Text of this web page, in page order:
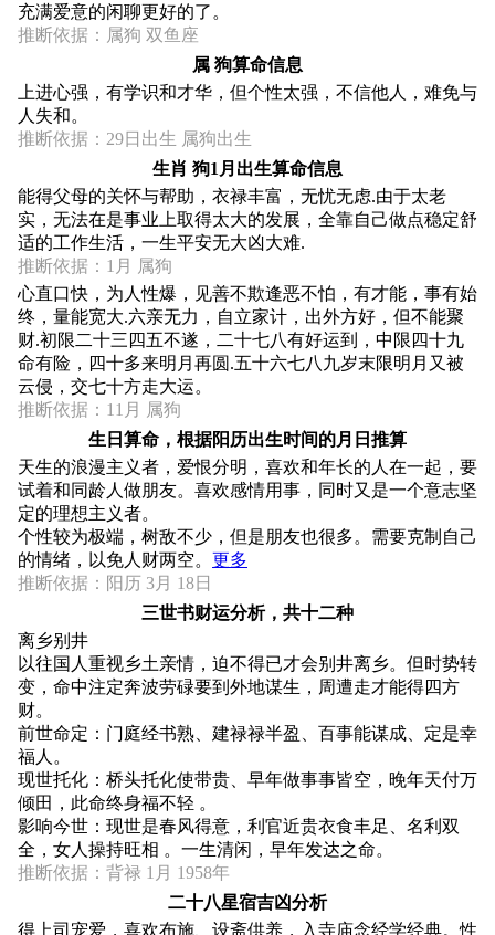
充满爱意的闲聊更好的了。
推断依据：属狗 双鱼座
属 狗算命信息
上进心强，有学识和才华，但个性太强，不信他人，难免与
人失和。
推断依据：29日出生 属狗出生
生肖 狗1月出生算命信息
能得父母的关怀与帮助，衣禄丰富，无忧无虑.由于太老
实，无法在是事业上取得太大的发展，全靠自己做点稳定舒
适的工作生活，一生平安无大凶大难.
推断依据：1月 属狗
心直口快，为人性爆，见善不欺逢恶不怕，有才能，事有始
终，量能宽大.六亲无力，自立家计，出外方好，但不能聚
财.初限二十三四五不遂，二十七八有好运到，中限四十九
命有险，四十多来明月再圆.五十六七八九岁末限明月又被
云侵，交七十方走大运。
推断依据：11月 属狗
生日算命，根据阳历出生时间的月日推算
天生的浪漫主义者，爱恨分明，喜欢和年长的人在一起，要
试着和同龄人做朋友。喜欢感情用事，同时又是一个意志坚
定的理想主义者。
个性较为极端，树敌不少，但是朋友也很多。需要克制自己
的情绪，以免人财两空。 更多
推断依据：阳历 3月 18日
三世书财运分析，共十二种
离乡别井
以往国人重视乡土亲情，迫不得已才会别井离乡。但时势转
变，命中注定奔波劳碌要到外地谋生，周遭走才能得四方
财。
前世命定：门庭经书熟、建禄禄半盈、百事能谋成、定是幸
福人。
现世托化：桥头托化使带贵、早年做事事皆空，晚年天付万
倾田，此命终身福不轻 。
影响今世：现世是春风得意，利官近贵衣食丰足、名利双
全，女人操持旺相 。一生清闲，早年发达之命。
推断依据：背禄 1月 1958年
二十八星宿吉凶分析
得上司宠爱，喜欢布施、设斋供养，入寺庙念经学经典。性